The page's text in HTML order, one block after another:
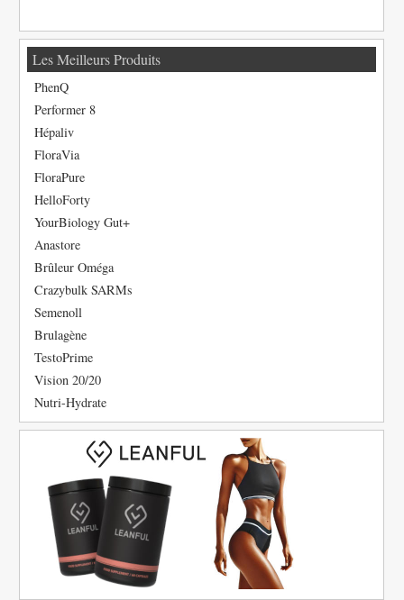
Les Meilleurs Produits
PhenQ
Performer 8
Hépaliv
FloraVia
FloraPure
HelloForty
YourBiology Gut+
Anastore
Brûleur Oméga
Crazybulk SARMs
Semenoll
Brulagène
TestoPrime
Vision 20/20
Nutri-Hydrate